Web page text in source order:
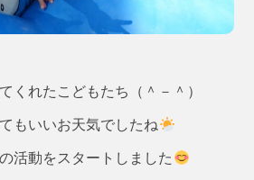
くれたこどもたち（＾－＾）
もいいお天気でしたね
活動をスタートしました